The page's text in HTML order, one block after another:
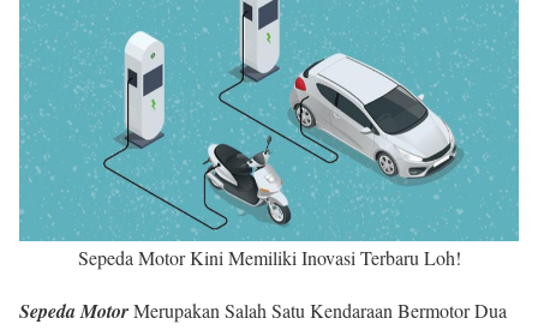
Sepeda Motor Kini Memiliki Inovasi Terbaru Loh!
Sepeda MotorMerupakan Salah Satu Kendaraan Bermotor Dua